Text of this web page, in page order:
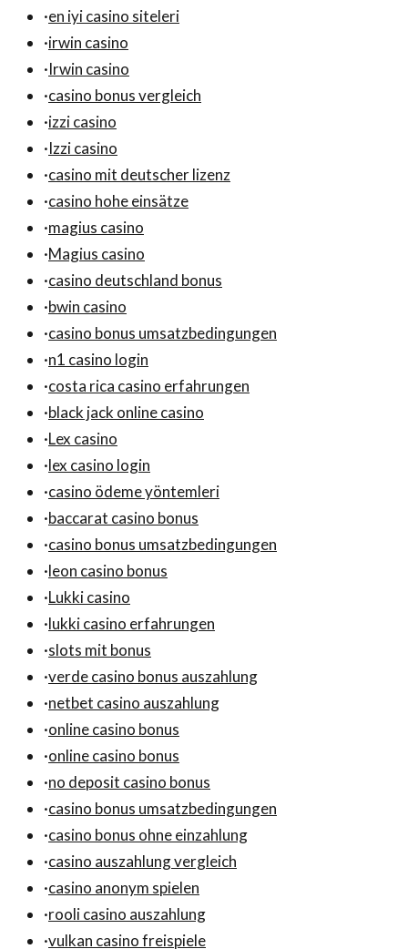
·en iyi casino siteleri
·irwin casino
·Irwin casino
·casino bonus vergleich
·izzi casino
·Izzi casino
·casino mit deutscher lizenz
·casino hohe einsätze
·magius casino
·Magius casino
·casino deutschland bonus
·bwin casino
·casino bonus umsatzbedingungen
·n1 casino login
·costa rica casino erfahrungen
·black jack online casino
·Lex casino
·lex casino login
·casino ödeme yöntemleri
·baccarat casino bonus
·casino bonus umsatzbedingungen
·leon casino bonus
·Lukki casino
·lukki casino erfahrungen
·slots mit bonus
·verde casino bonus auszahlung
·netbet casino auszahlung
·online casino bonus
·online casino bonus
·no deposit casino bonus
·casino bonus umsatzbedingungen
·casino bonus ohne einzahlung
·casino auszahlung vergleich
·casino anonym spielen
·rooli casino auszahlung
·vulkan casino freispiele